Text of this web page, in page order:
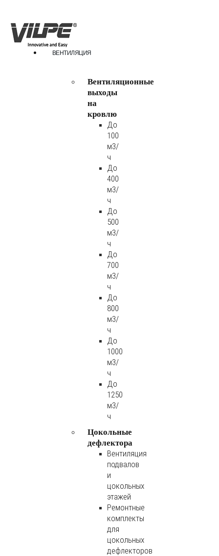
ВЕНТИЛЯЦИЯ
Вентиляционные
выходы
на
кровлю
До
100
м3/
ч
До
400
м3/
ч
До
500
м3/
ч
До
700
м3/
ч
До
800
м3/
ч
До
1000
м3/
ч
До
1250
м3/
ч
Цокольные
дефлектора
Вентиляция
подвалов
и
цокольных
этажей
Ремонтные
комплекты
для
цокольных
дефлекторов